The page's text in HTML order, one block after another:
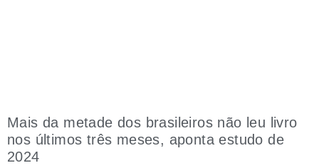
Mais da metade dos brasileiros não leu livro
nos últimos três meses, aponta estudo de
2024